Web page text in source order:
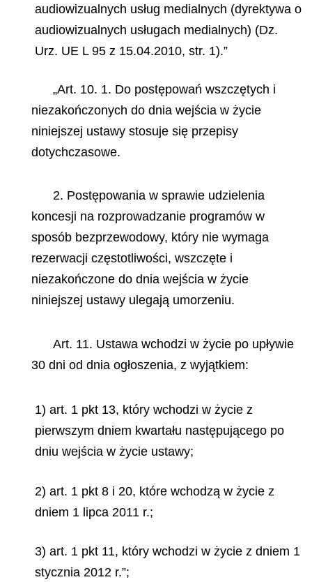
audiowizualnych usług medialnych (dyrektywa o
audiowizualnych usługach medialnych) (Dz.
Urz. UE L 95 z 15.04.2010, str. 1).”
„Art. 10. 1. Do postępowań wszczętych i
niezakończonych do dnia wejścia w życie
niniejszej ustawy stosuje się przepisy
dotychczasowe.
2. Postępowania w sprawie udzielenia
koncesji na rozprowadzanie programów w
sposób bezprzewodowy, który nie wymaga
rezerwacji częstotliwości, wszczęte i
niezakończone do dnia wejścia w życie
niniejszej ustawy ulegają umorzeniu.
Art. 11. Ustawa wchodzi w życie po upływie
30 dni od dnia ogłoszenia, z wyjątkiem:
1) art. 1 pkt 13, który wchodzi w życie z
pierwszym dniem kwartału następującego po
dniu wejścia w życie ustawy;
2) art. 1 pkt 8 i 20, które wchodzą w życie z
dniem 1 lipca 2011 r.;
3) art. 1 pkt 11, który wchodzi w życie z dniem 1
stycznia 2012 r.”;